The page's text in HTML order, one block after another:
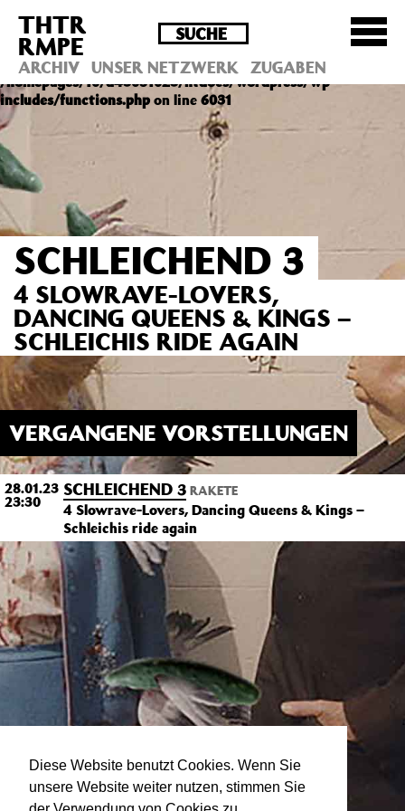
Diese Website benutzt Cookies. Wenn Sie
unsere Website weiter nutzen, stimmen Sie
Deprecated : Die Funktion post_permalink ist seit
Version 4.4.0 veraltet! Verwende stattdessen
get_permalink(). in
/homepages/10/d43051023/htdocs/wordpress/wp-
includes/functions.phpon line 6031
THTR
RMPE
ARCHIV UNSER NETZWERK ZUGABEN
SCHLEICHEND 3
4 SLOWRAVE-LOVERS,
DANCING QUEENS & KINGS –
SCHLEICHIS RIDE AGAIN
VERGANGENE VORSTELLUNGEN
28.01.23
23:30
SCHLEICHEND 3 RAKETE
4 Slowrave-Lovers, Dancing Queens & Kings –
Schleichis ride again